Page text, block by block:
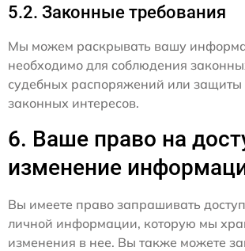
5.2. Законные требования
Мы можем раскрывать вашу
необходимо для соблюдения
судебных распоряжений или
законных интересов.
6. Ваше право на
изменение
Вы имеете право запрашивать
личной информации, которую мы
изменения в нее. Вы также можете